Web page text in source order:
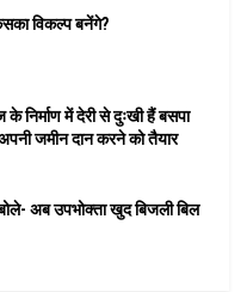
विकल्प बनेंगे?
निर्माण में देरी से दुःखी हैं बसपा
जमीन दान करने को तैयार
अब उपभोक्ता खुद बिजली बिल